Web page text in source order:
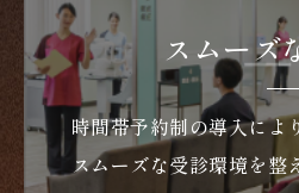
スムーズ
時間帯予約制の導入によ
スムーズな受診環境を整